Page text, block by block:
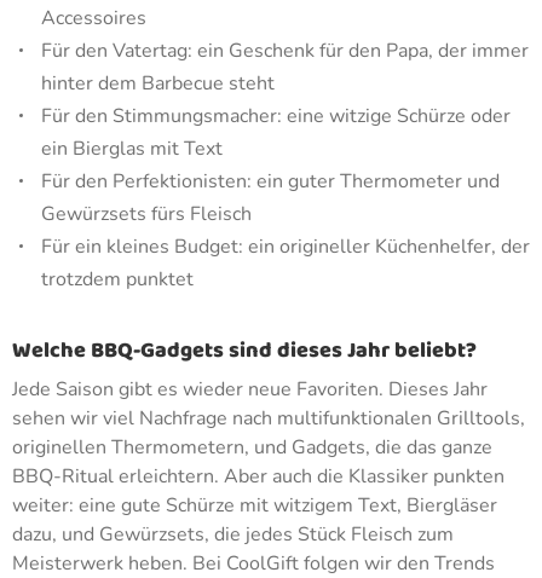
Accessoires
Für den Vatertag: ein Geschenk für den Papa, der immer
hinter dem Barbecue steht
Für den Stimmungsmacher: eine witzige Schürze oder
ein Bierglas mit Text
Für den Perfektionisten: ein guter Thermometer und
Gewürzsets fürs Fleisch
Für ein kleines Budget: ein origineller Küchenhelfer, der
trotzdem punktet
Welche BBQ-Gadgets sind dieses Jahr beliebt?
Jede Saison gibt es wieder neue Favoriten. Dieses Jahr
sehen wir viel Nachfrage nach multifunktionalen Grilltools,
originellen Thermometern, und Gadgets, die das ganze
BBQ-Ritual erleichtern. Aber auch die Klassiker punkten
weiter: eine gute Schürze mit witzigem Text, Biergläser
dazu, und Gewürzsets, die jedes Stück Fleisch zum
Meisterwerk heben. Bei CoolGift folgen wir den Trends